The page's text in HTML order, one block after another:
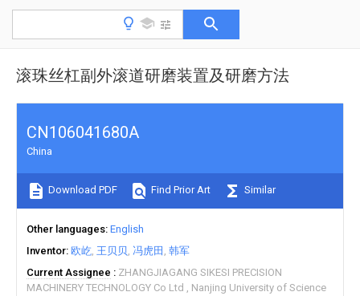
滚珠丝杠副外滚道研磨装置及研磨方法
CN106041680A
China
Download PDF Find Prior Art Similar
Other languages English
Inventor 欧屹 王贝贝 冯虎田 韩军
Current Assignee
ZHANGJIAGANG SIKESI PRECISION
MACHINERY TECHNOLOGY Co Ltd
Nanjing University of Science